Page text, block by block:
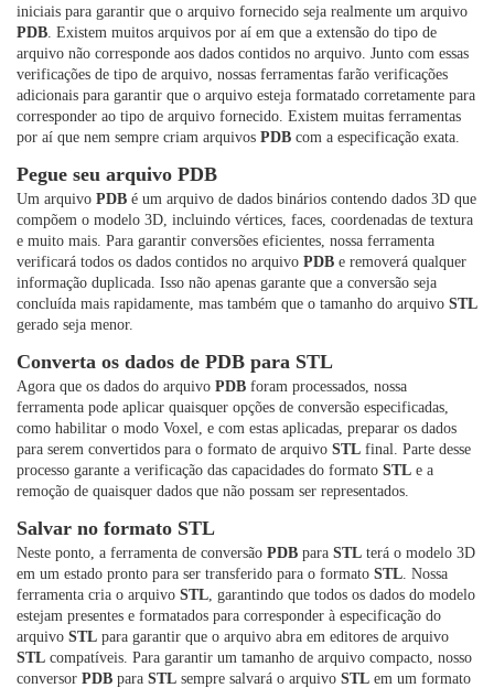
iniciais para garantir que o arquivo fornecido seja realmente um arquivo
PDB. Existem muitos arquivos por aí em que a extensão do tipo de
arquivo não corresponde aos dados contidos no arquivo. Junto com essas
verificações de tipo de arquivo, nossas ferramentas farão verificações
adicionais para garantir que o arquivo esteja formatado corretamente para
corresponder ao tipo de arquivo fornecido. Existem muitas ferramentas
por aí que nem sempre criam arquivos PDB com a especificação exata.
Pegue seu arquivo PDB
Um arquivo PDB é um arquivo de dados binários contendo dados 3D que
compõem o modelo 3D, incluindo vértices, faces, coordenadas de textura
e muito mais. Para garantir conversões eficientes, nossa ferramenta
verificará todos os dados contidos no arquivo PDB e removerá qualquer
informação duplicada. Isso não apenas garante que a conversão seja
concluída mais rapidamente, mas também que o tamanho do arquivo STL
gerado seja menor.
Converta os dados de PDB para STL
Agora que os dados do arquivo PDB foram processados, nossa
ferramenta pode aplicar quaisquer opções de conversão especificadas,
como habilitar o modo Voxel, e com estas aplicadas, preparar os dados
para serem convertidos para o formato de arquivo STL final. Parte desse
processo garante a verificação das capacidades do formato STL e a
remoção de quaisquer dados que não possam ser representados.
Salvar no formato STL
Neste ponto, a ferramenta de conversão PDB para STL terá o modelo 3D
em um estado pronto para ser transferido para o formato STL. Nossa
ferramenta cria o arquivo STL, garantindo que todos os dados do modelo
estejam presentes e formatados para corresponder à especificação do
arquivo STL para garantir que o arquivo abra em editores de arquivo
STL compatíveis. Para garantir um tamanho de arquivo compacto, nosso
conversor PDB para STL sempre salvará o arquivo STL em um formato